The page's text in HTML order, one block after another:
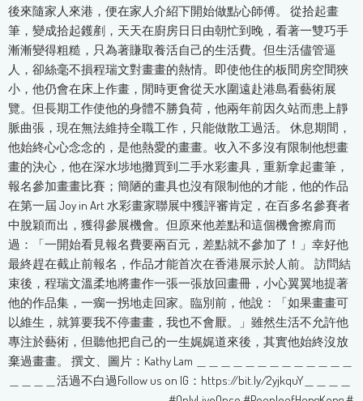
後來隨家人來港，便在家人介紹下開始做點心師傅。 從拾起畫
筆，變成拾起鑊剷，天天在廚房日日由朝忙到晚，看著一雙巧手
漸漸變得粗糙，只為著賺取養活自己的生活費。但生活儘管逼
人，卻絲毫不損程瑞文對畫畫的熱情。即使他住的板間房空間狹
小，他仍會在床上作畫，閒時更會從天水圍遠赴港島看藝術展
覽。但長期工作使他的身體不勝負荷，他兩年前因久站而患上靜
脈曲張，現在無法維持全職工作，只能做散工過活。 休息期間，
他始終心心念念的，是他熱愛的畫畫。收入不多沒有限制他想畫
畫的決心，他在深水埗地攤買到二手水彩畫具，重新拿起畫筆，
報名參加畫畫比賽；簡陋的畫具也沒有限制他的才能，他的作品
在第一屆 Joy in Art 水彩畫家聯展中獲評審肯定，在百多名參賽者
中脫穎而出，獲得參展機會。但原來他差點和這個機會擦肩而
過：「一開始看見報名費要兩百元，差點就不參加了！」幸好他
最終趕在截止前報名，作品才能首次在香港展示於人前。 訪問結
束後，程瑞文溫柔地將畫作一張一張放回畫冊，小心翼翼地提著
他的作品集，一瘸一拐地走回家。臨別前，他說：「如果畫畫可
以維生，就算要我不停畫畫，我也不會厭。」雖然生活不允許他
專注於藝術，但聽他把自己的一生娓娓道來後，其實他始終沒放
棄過畫畫。 撰文、圖片：Kathy Lam ＿＿＿＿＿＿＿＿＿＿＿＿＿
＿＿＿＿活過不白過Follow us on IG：https://bit.ly/2yjkquY＿＿＿＿